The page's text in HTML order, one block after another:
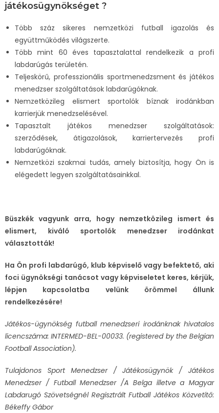
játékosügynökséget ?
Több száz sikeres nemzetközi futball igazolás és
együttműködés világszerte.
Több mint 60 éves tapasztalattal rendelkezik a profi
labdarúgás területén.
Teljeskörű, professzionális sportmenedzsment és játékos
menedzser szolgáltatások labdarúgóknak.
Nemzetközileg elismert sportolók bíznak irodánkban
karrierjük menedzselésével.
Tapasztalt játékos menedzser szolgáltatások:
szerződések, átigazolások, karriertervezés profi
labdarúgóknak.
Nemzetközi szakmai tudás, amely biztosítja, hogy Ön is
elégedett legyen szolgáltatásainkkal.
Büszkék vagyunk arra, hogy nemzetközileg ismert és
elismert, kiváló sportolók menedzser irodánkat
választották!
Ha Ön profi labdarúgó, klub képviselő vagy befektető, aki
foci ügynökségi tanácsot vagy képviseletet keres, kérjük,
lépjen kapcsolatba velünk örömmel állunk
rendelkezésére!
Játékos-ügynökség futball menedzseri irodánknak hivatalos
licencszáma: INTERMED-BEL-00033. (registered by the Belgian
Football Association).
Tulajdonos Sport Menedzser / Játékosügynök / Játékos
Menedzser / Futball Menedzser /A Belga illetve a Magyar
Labdarugó Szövetségnél Regisztrált Futball Játékos Közvetítő:
Békeffy Gábor